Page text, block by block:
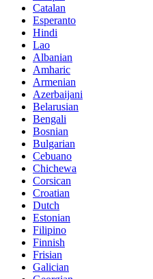
Catalan
Esperanto
Hindi
Lao
Albanian
Amharic
Armenian
Azerbaijani
Belarusian
Bengali
Bosnian
Bulgarian
Cebuano
Chichewa
Corsican
Croatian
Dutch
Estonian
Filipino
Finnish
Frisian
Galician